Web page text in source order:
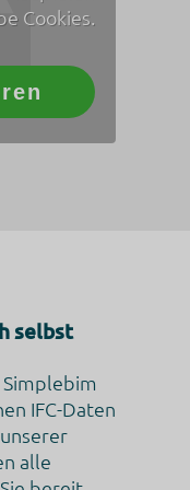
Cookies.
selbst
IFC-Daten
alle
gelöscht.
Firma